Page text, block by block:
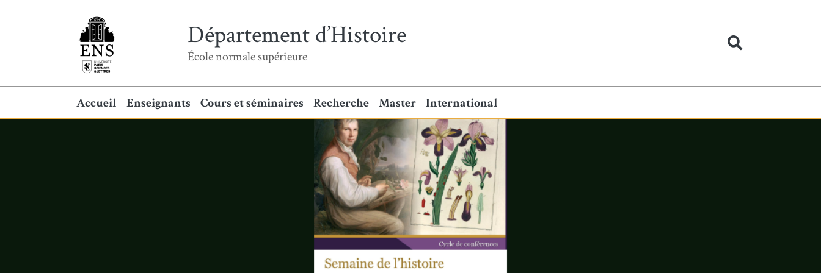
Département d’Histoire
École normale supérieure
Accueil Enseignants Cours et séminaires Recherche Master International